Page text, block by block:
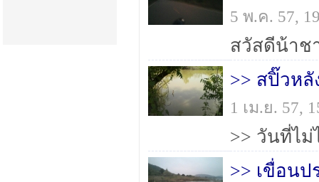
5 พ.ค. 57,
>> สปิ๊วห
1 เม.ย. 57,
>> เขื่อน